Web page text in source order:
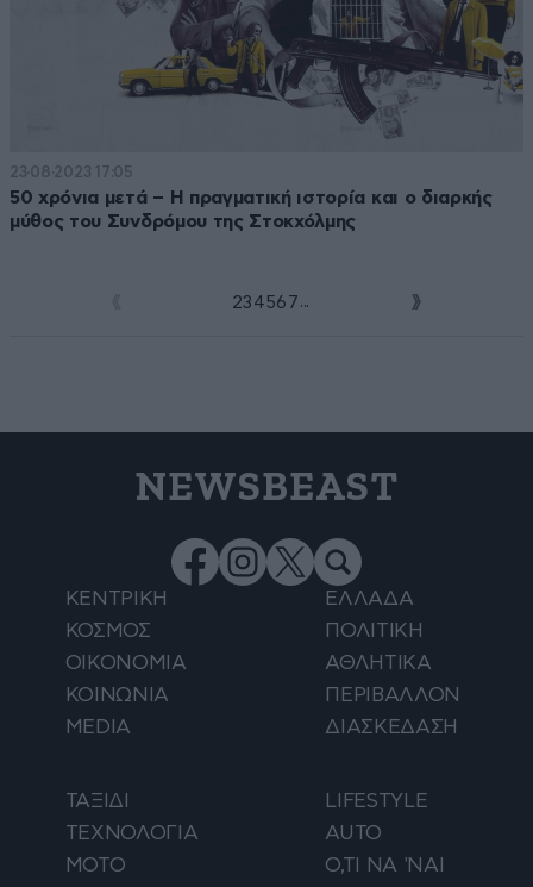
23·08·2023 17:05
50 χρόνια μετά – Η πραγματική ιστορία και ο διαρκής
μύθος του Συνδρόμου της Στοκχόλμης
23 4 56 7 ...
NEWSBEAST
ΚΕΝΤΡΙΚΗ
ΕΛΛΑΔΑ
ΚΟΣΜΟΣ
ΠΟΛΙΤΙΚΗ
ΟΙΚΟΝΟΜΙΑ
ΑΘΛΗΤΙΚΑ
ΚΟΙΝΩΝΙΑ
ΠΕΡΙΒΑΛΛΟΝ
MEDIA
ΔΙΑΣΚΕΔΑΣΗ
ΤΑΞΙΔΙ
LIFESTYLE
ΤΕΧΝΟΛΟΓΙΑ
AUTO
ΜΟΤΟ
Ο,ΤΙ ΝΑ 'ΝΑΙ